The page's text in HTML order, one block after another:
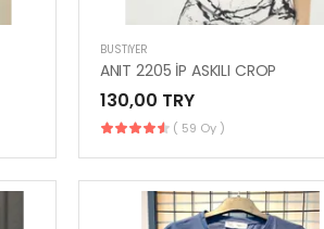
BUSTIYER
ANIT 2205 İP ASKILI CROP
130,00 TRY
( 59 Oy )